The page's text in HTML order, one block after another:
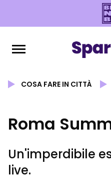
COSA FARE IN CITTÀ
Roma
Un'imperdibile
live.